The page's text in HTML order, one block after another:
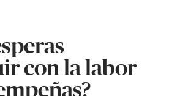
con la labor